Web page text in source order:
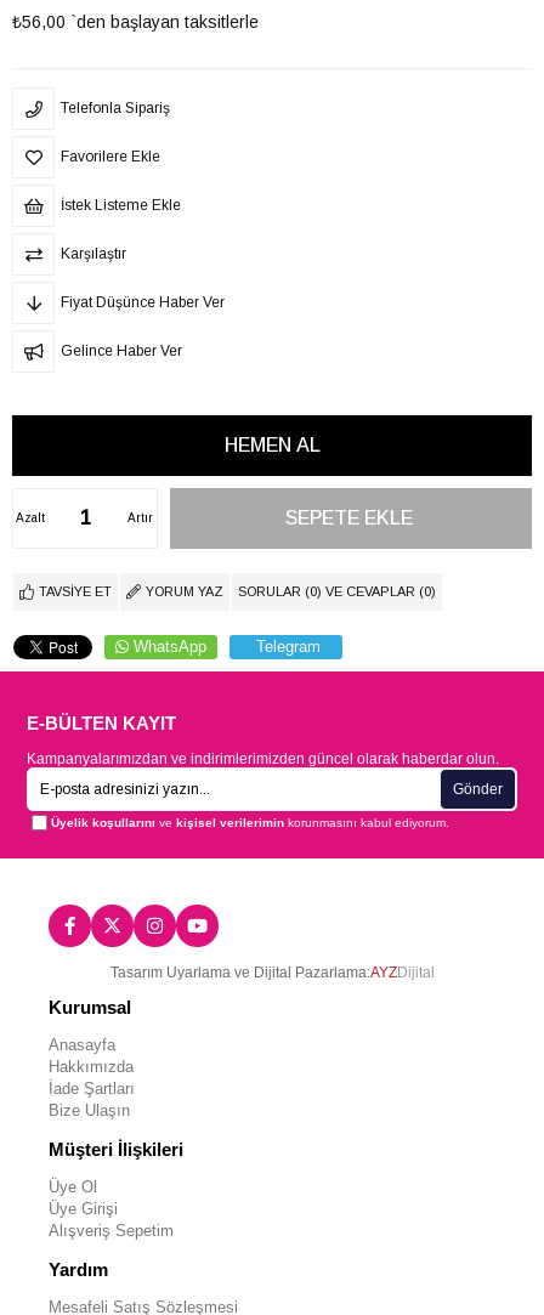
₺56,00 `den başlayan taksitlerle
Telefonla Sipariş
Favorilere Ekle
İstek Listeme Ekle
Karşılaştır
Fiyat Düşünce Haber Ver
Gelince Haber Ver
Artır
Azalt
TAVSIYE ET YORUM YAZ SORULAR (0) VE CEVAPLAR (0)
WhatsApp Telegram
E-BÜLTEN KAYIT
Kampanyalarımızdan ve indirimlerimizden güncel olarak haberdar olun.
Gönder
Üyelik koşullarını vekişisel verilerimin korunmasını kabul ediyorum.
Tasarım Uyarlama ve Dijital Pazarlama:AYZDijital
Kurumsal
Anasayfa
Hakkımızda
İade Şartları
Bize Ulaşın
Müşteri İlişkileri
Üye Ol
Üye Girişi
Alışveriş Sepetim
Yardım
Mesafeli Satış Sözleşmesi